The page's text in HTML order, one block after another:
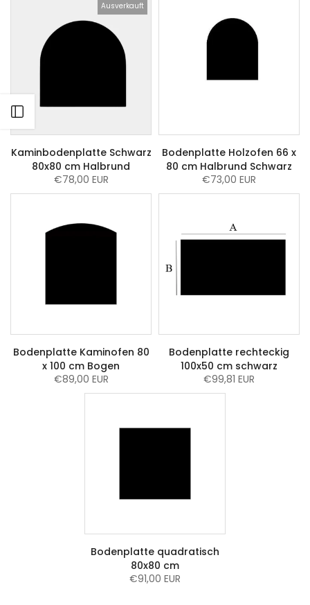
Ausverkauft
Kaminbodenplatte Schwarz
80x80 cm Halbrund
€78,00 EUR
Bodenplatte Holzofen 66 x
80 cm Halbrund Schwarz
€73,00 EUR
Bodenplatte Kaminofen 80
x 100 cm Bogen
€89,00 EUR
Bodenplatte rechteckig
100x50 cm schwarz
€99,81 EUR
Bodenplatte quadratisch
80x80 cm
€91,00 EUR